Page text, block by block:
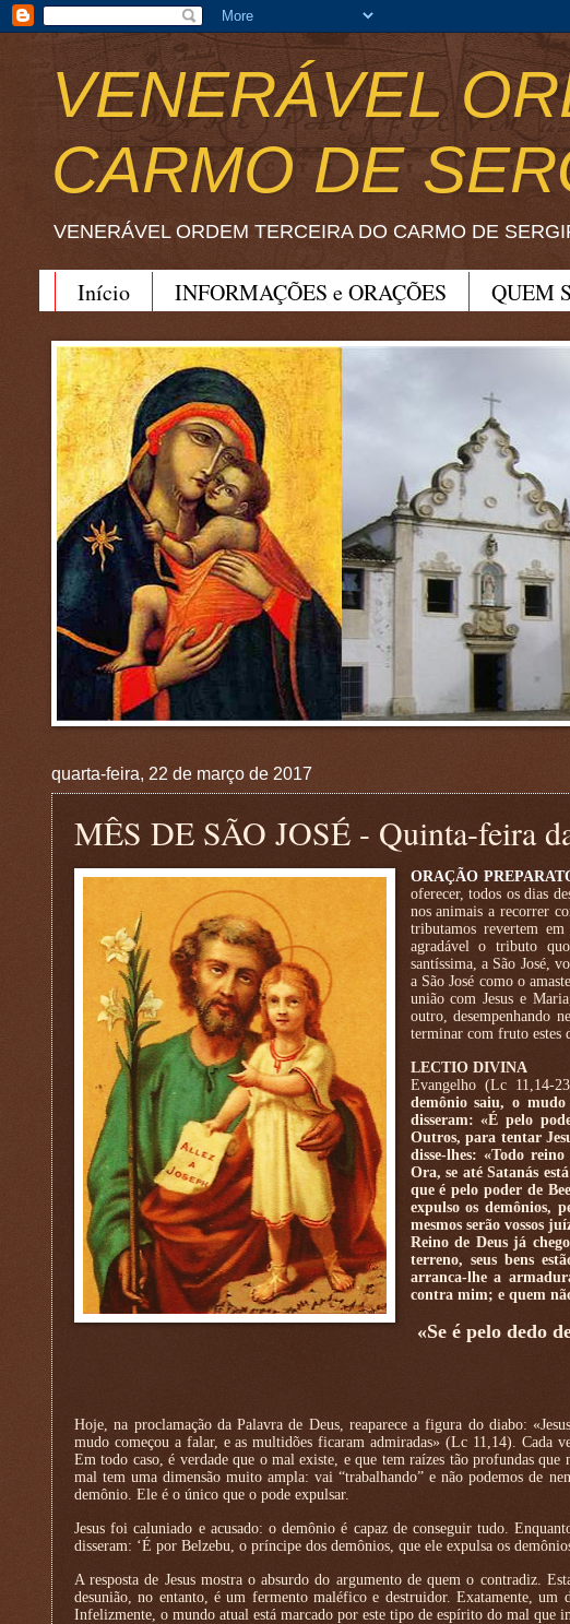
VENERÁVEL
CARMO DE
VENERÁVEL ORDEM TERCEIRA DO CARMO DE
Início INFORMAÇÕES e ORAÇÕES QUEM
quarta-feira, 22 de março de 2017
MÊS DE SÃO JOSÉ - Quinta-feira
ORAÇÃO
oferecer, todos os dias
nos animais a recorrer
tributamos revertem
agradável o tributo
santíssima, a São José,
a São José como o
união com Jesus e
outro, desempenhando
terminar com fruto estes
LECTIO DIVINA
Evangelho (Lc 11,14-
demônio saiu, o
disseram: «É pelo
Outros, para tentar
disse-lhes: «Todo
Ora, se até Satanás
que é pelo poder de
expulso os demônios,
mesmos serão vossos
Reino de Deus já
terreno, seus bens
arranca-lhe a
contra mim; e quem
«Se é pelo dedo
Hoje, na proclamação da Palavra de Deus, reaparece a figura do diabo:
mudo começou a falar, e as multidões ficaram admiradas» (Lc 11,14). Cada
Em todo caso, é verdade que o mal existe, e que tem raízes tão profundas
mal tem uma dimensão muito ampla: vai “trabalhando” e não podemos de
demônio. Ele é o único que o pode expulsar.
Jesus foi caluniado e acusado: o demônio é capaz de conseguir tudo.
disseram: ‘É por Belzebu, o príncipe dos demônios, que ele expulsa os
A resposta de Jesus mostra o absurdo do argumento de quem o contradiz.
desunião, no entanto, é um fermento maléfico e destruidor. Exatamente,
Infelizmente, o mundo atual está marcado por este tipo de espírito do mal que